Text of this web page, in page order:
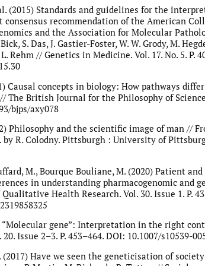
(2015) Standards and guidelines for the
recommendation of the American
and the Association for Molecular
S. Das, J. Gastier-Foster, W. W. Grody, M.
Rehm // Genetics in Medicine. Vol. 17. No. 5. P.
Causal concepts in biology: How pathways
The British Journal for the Philosophy of Science.
bjps/axy078
Philosophy and the scientific image of man //
R. Colodny. Pittsburgh : University of
M., Bourque Bouliane, M. (2020) Patient
in understanding pharmacogenomic and
Health Research. Vol. 30. Issue 1. P.
“Molecular gene”: Interpretation in the right
Issue 2–3. P. 453–464. DOI: 10.1007/s10539-
(2017) Have we seen the geneticisation of